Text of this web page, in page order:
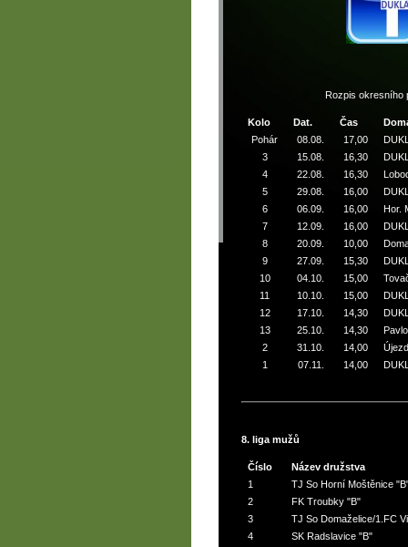
Rozpis okresního
Kolo Dat. Čas
Pohár
08.08. 17,00
3
15.08. 16,30
4
22.08. 16,30
5
29.08. 16,00
6
06.09. 16,00
Hor.
7
12.09. 16,00
8
20.09. 10,00
9
27.09. 15,30
10
04.10. 15,00
11
10.10. 15,00
12
17.10. 14,30
13
25.10. 14,30
2
31.10. 14,00
1
07.11. 14,00
8. liga mužů
Číslo
Název družstva
1
TJ So Horní Moštěnice
2
FK Troubky "B"
3
TJ So Domaželice/1.FC
4
SK Radslavice "B"